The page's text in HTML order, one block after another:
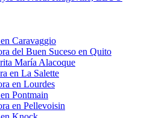
Caravaggio
del Buen Suceso en Quito
María Alacoque
en La Salette
en Lourdes
Pontmain
en Pellevoisin